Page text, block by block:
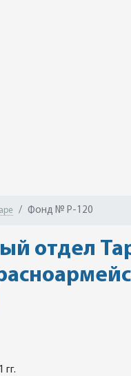
Фонд № Р-120
отдел